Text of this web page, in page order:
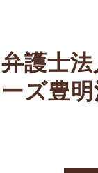
弁護士
ーズ豊